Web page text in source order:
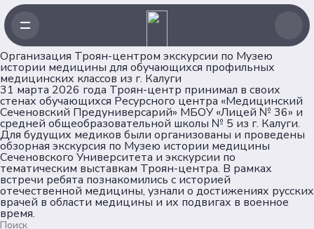
Организация Троян-центром экскурсии по Музею
истории медицины для обучающихся профильных
медицинских классов из г. Калуги
31 марта 2026 года Троян-центр принимал в своих
стенах обучающихся Ресурсного центра «Медицинский
Сеченовский Предуниверсарий» МБОУ «Лицей № 36» и
средней общеобразовательной школы № 5 из г. Калуги.
Для будущих медиков были организованы и проведены
обзорная экскурсия по Музею истории медицины
Сеченовского Университета и экскурсии по
тематическим выставкам Троян-центра. В рамках
встречи ребята познакомились с историей
отечественной медицины, узнали о достижениях русских
врачей в области медицины и их подвигах в военное
время.